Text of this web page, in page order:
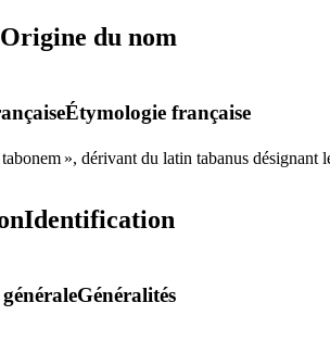
Origine du nom
Étymologie française
tabonem », dérivant du latin tabanus désignant
Identification
Généralités